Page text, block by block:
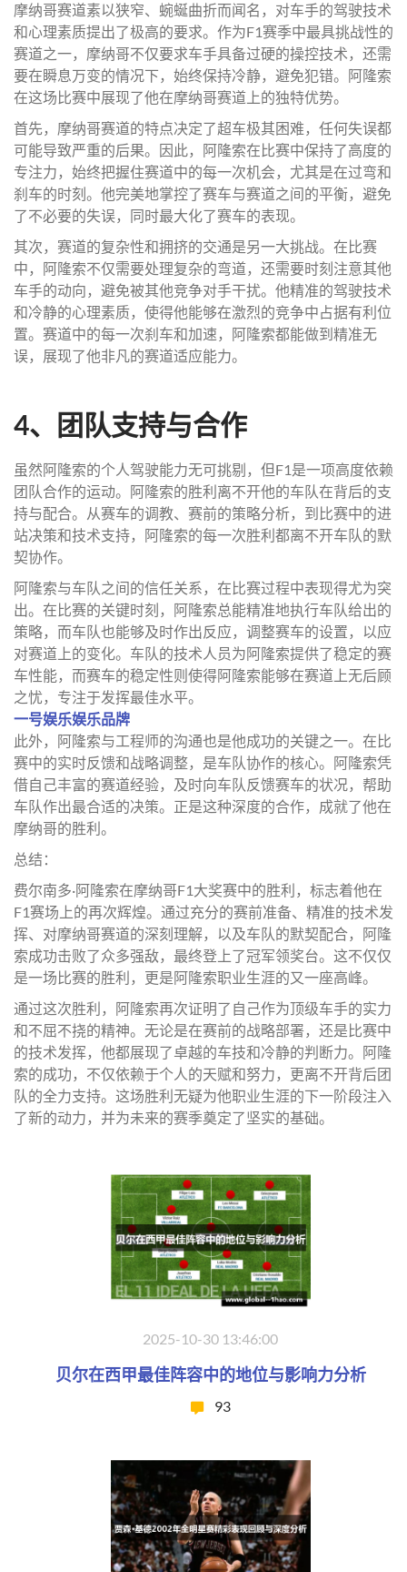
摩纳哥赛道素以狭窄、蜿蜒曲折而闻名，对车手的驾驶技术
和心理素质提出了极高的要求。作为F1赛季中最具挑战性的
赛道之一，摩纳哥不仅要求车手具备过硬的操控技术，还需
要在瞬息万变的情况下，始终保持冷静，避免犯错。阿隆索
在这场比赛中展现了他在摩纳哥赛道上的独特优势。
首先，摩纳哥赛道的特点决定了超车极其困难，任何失误都
可能导致严重的后果。因此，阿隆索在比赛中保持了高度的
专注力，始终把握住赛道中的每一次机会，尤其是在过弯和
刹车的时刻。他完美地掌控了赛车与赛道之间的平衡，避免
了不必要的失误，同时最大化了赛车的表现。
其次，赛道的复杂性和拥挤的交通是另一大挑战。在比赛
中，阿隆索不仅需要处理复杂的弯道，还需要时刻注意其他
车手的动向，避免被其他竞争对手干扰。他精准的驾驶技术
和冷静的心理素质，使得他能够在激烈的竞争中占据有利位
置。赛道中的每一次刹车和加速，阿隆索都能做到精准无
误，展现了他非凡的赛道适应能力。
4、团队支持与合作
虽然阿隆索的个人驾驶能力无可挑剔，但F1是一项高度依赖
团队合作的运动。阿隆索的胜利离不开他的车队在背后的支
持与配合。从赛车的调教、赛前的策略分析，到比赛中的进
站决策和技术支持，阿隆索的每一次胜利都离不开车队的默
契协作。
阿隆索与车队之间的信任关系，在比赛过程中表现得尤为突
出。在比赛的关键时刻，阿隆索总能精准地执行车队给出的
策略，而车队也能够及时作出反应，调整赛车的设置，以应
对赛道上的变化。车队的技术人员为阿隆索提供了稳定的赛
车性能，而赛车的稳定性则使得阿隆索能够在赛道上无后顾
之忧，专注于发挥最佳水平。
一号娱乐娱乐品牌
此外，阿隆索与工程师的沟通也是他成功的关键之一。在比
赛中的实时反馈和战略调整，是车队协作的核心。阿隆索凭
借自己丰富的赛道经验，及时向车队反馈赛车的状况，帮助
车队作出最合适的决策。正是这种深度的合作，成就了他在
摩纳哥的胜利。
总结：
费尔南多·阿隆索在摩纳哥F1大奖赛中的胜利，标志着他在
F1赛场上的再次辉煌。通过充分的赛前准备、精准的技术发
挥、对摩纳哥赛道的深刻理解，以及车队的默契配合，阿隆
索成功击败了众多强敌，最终登上了冠军领奖台。这不仅仅
是一场比赛的胜利，更是阿隆索职业生涯的又一座高峰。
通过这次胜利，阿隆索再次证明了自己作为顶级车手的实力
和不屈不挠的精神。无论是在赛前的战略部署，还是比赛中
的技术发挥，他都展现了卓越的车技和冷静的判断力。阿隆
索的成功，不仅依赖于个人的天赋和努力，更离不开背后团
队的全力支持。这场胜利无疑为他职业生涯的下一阶段注入
了新的动力，并为未来的赛季奠定了坚实的基础。
2025-10-30 13:46:00
贝尔在西甲最佳阵容中的地位与影响力分析
93